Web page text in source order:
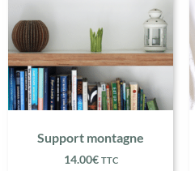
Support montagne
14.00€ TTC